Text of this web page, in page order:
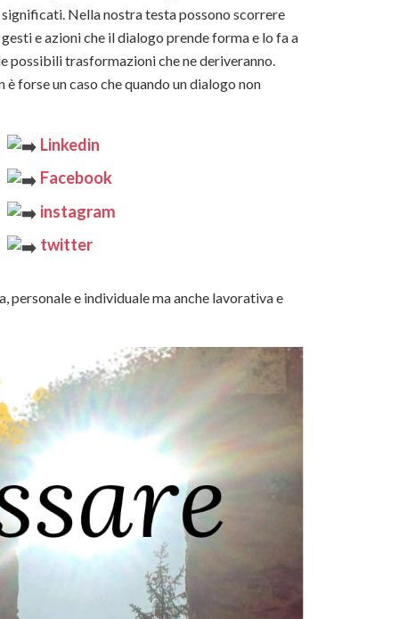
Nella nostra testa possono scorrere
e azioni che il dialogo prende forma e lo fa a
trasformazioni che ne deriveranno.
forse un caso che quando un dialogo non
Linkedin
Facebook
instagram
twitter
personale e individuale ma anche lavorativa e